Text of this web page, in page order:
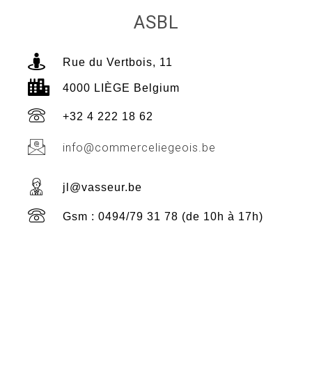
ASBL
Rue du Vertbois, 11
4000 LIÈGE Belgium
+32 4 222 18 62
info@commerceliegeois.be
jl@vasseur.be
Gsm : 0494/79 31 78 (de 10h à 17h)